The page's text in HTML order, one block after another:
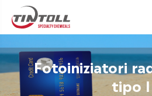
Fotoiniziatori
tipo I